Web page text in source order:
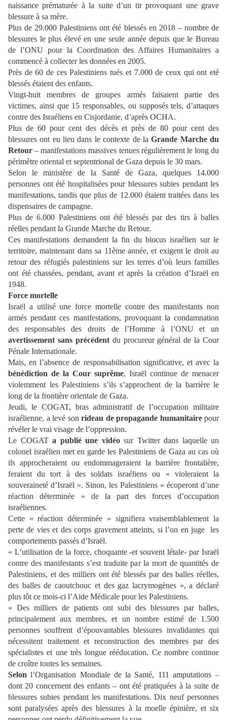
naissance prématurée à la suite d’un tir provoquant une grave
blessure à sa mère.
Plus de 29.000 Palestiniens ont été blessés en 2018 – nombre de
blessures le plus élevé en une seule année depuis que le Bureau
de l’ONU pour la Coordination des Affaires Humanitaires a
commencé à collecter les données en 2005.
Près de 60 de ces Palestiniens tués et 7.000 de ceux qui ont eté
blessés étaient des enfants.
Vingt-huit membres de groupes armés faisaient partie des
victimes, ainsi que 15 responsables, ou supposés tels, d’attaques
contre des Israéliens en Cisjordanie, d’après OCHA.
Plus de 60 pour cent des décès et près de 80 pour cent des
blessures ont eu lieu dans le contexte de laGrande Marche du
Retour – manifestations massives tenues régulièrement le long du
périmètre oriental et septentrional de Gaza depuis le 30 mars.
Selon le ministère de la Santé de Gaza, quelques 14.000
personnes ont été hospitalisées pour blessures subies pendant les
manifestations, tandis que plus de 12.000 étaient traitées dans les
dispensaires de campagne.
Plus de 6.000 Palestiniens ont été blessés par des tirs à balles
réelles pendant la Grande Marche du Retour.
Ces manifestations demandent la fin du blocus israélien sur le
territoire, maintenant dans sa 11ème année, et exigent le droit au
retour des réfugiés palestiniens sur les terres d’où leurs familles
ont été chassées, pendant, avant et après la création d’Israël en
1948.
Force mortelle
Israël a utilisé une force mortelle contre des manifestants non
armés pendant ces manifestations, provoquant la condamnation
des responsables des droits de l’Homme à l’ONU et un
avertissement sans précédentdu procureur général de la Cour
Pénale Internationale.
Mais, en l’absence de responsabilisation significative, et avec la
bénédiction de la Cour suprême, Israël continue de menacer
violemment les Palestiniens s’ils s’approchent de la barrière le
long de la frontière orientale de Gaza.
Jeudi, le COGAT, bras administratif de l’occupation militaire
israélienne, a levé son rideau de propagande humanitairepour
révéler le vrai visage de l’oppression.
Le COGAT a publié une vidéosur Twitter dans laquelle un
colonel israélien met en garde les Palestiniens de Gaza au cas où
ils approcheraient ou endommageraient la barrière frontalière,
feraient du tort à des soldats israéliens ou « violeraient la
souveraineté d’Israël ». Sinon, les Palestiniens « écoperont d’une
réaction déterminée » de la part des forces d’occupation
israéliennes.
Cette « réaction déterminée » signifiera vraisemblablement la
perte de vies et des corps gravement atteints, si l’on en juge les
comportements passés d’Israël.
« L’utilisation de la force, choquante -et souvent létale- par Israël
contre des manifestants s’est traduite par la mort de quantités de
Palestiniens, et des milliers ont été blessés par des balles réelles,
des balles de caoutchouc et des gaz lacrymogènes », a déclaré
plus tôt ce mois-ci l’Aide Médicale pour les Palestiniens.
« Des milliers de patients ont subi des blessures par balles,
principalement aux membres, et un nombre estimé de 1.500
personnes souffrent d’épouvantables blessures invalidantes qui
nécessitent traitement et reconstruction des membres par des
spécialistes et une très longue rééducation. Ce nombre continue
de croître toutes les semaines.
Selon l’Organisation Mondiale de la Santé, 111 amputations –
dont 20 concernent des enfants – ont été pratiquées à la suite de
blessures subies pendant les manifestations. Dix neuf personnes
sont paralysées après des blessures à la moelle épinière, et six